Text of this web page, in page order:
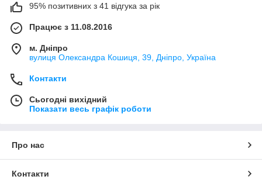
95% позитивних з 41 відгука за рік
Працює з 11.08.2016
м. Дніпро
вулиця Олександра Кошиця, 39, Дніпро, Україна
Контакти
Сьогодні вихідний
Показати весь графік роботи
Про нас
Контакти